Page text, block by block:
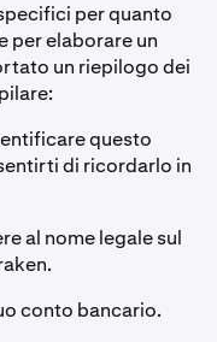
per quanto
per elaborare un
un riepilogo dei
questo
di ricordarlo in
al nome legale sul
conto bancario.